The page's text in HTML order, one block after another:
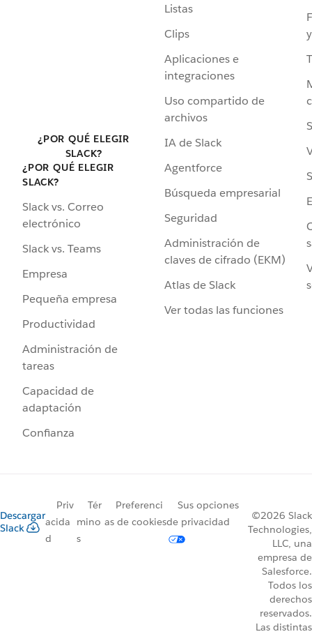
¿POR QUÉ ELEGIR
SLACK?
¿POR QUÉ ELEGIR
SLACK?
Slack vs. Correo
electrónico
Slack vs. Teams
Empresa
Pequeña empresa
Productividad
Administración de
tareas
Capacidad de
adaptación
Confianza
Listas
Clips
Aplicaciones e
integraciones
Uso compartido de
archivos
IA de Slack
Agentforce
Búsqueda empresarial
Seguridad
Administración de
claves de cifrado (EKM)
Atlas de Slack
Ver todas las funciones
Descargar
Slack
Priv
acida
d
Tér
mino
s
Preferenci
as de cookies
Sus opciones
de privacidad
©2026 Slack
Technologies,
LLC, una
empresa de
Salesforce.
Todos los
derechos
reservados.
Las distintas